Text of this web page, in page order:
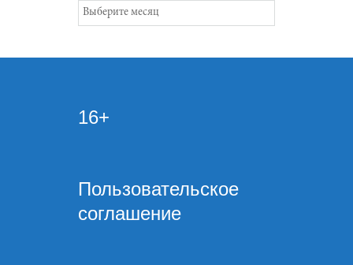
Архивы
16+
Пользовательское
соглашение